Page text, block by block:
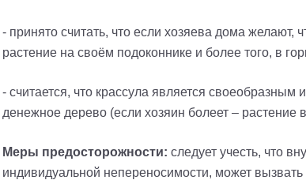
- принято считать, что если хозяева дома
растение на своём подоконнике и более того, в
- считается, что крассула является
денежное дерево (если хозяин болеет – растение
Меры предосторожности: следует учесть, что
индивидуальной непереносимости, может